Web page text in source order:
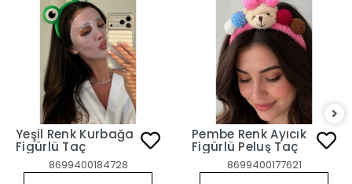
Yeşil Renk Kurbağa
Figürlü Taç
8699400184728
Pembe Renk Ayıcık
Figürlü Peluş Taç
8699400177621